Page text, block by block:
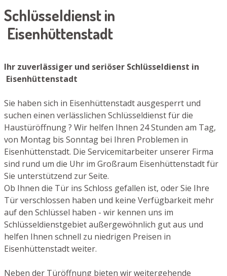
Schlüsseldienst in
Eisenhüttenstadt
Ihr zuverlässiger und seriöser Schlüsseldienst in
Eisenhüttenstadt
Sie haben sich in Eisenhüttenstadt ausgesperrt und
suchen einen verlässlichen Schlüsseldienst für die
Haustüröffnung ? Wir helfen Ihnen 24 Stunden am Tag,
von Montag bis Sonntag bei Ihren Problemen in
Eisenhüttenstadt. Die Servicemitarbeiter unserer Firma
sind rund um die Uhr im Großraum Eisenhüttenstadt für
Sie unterstützend zur Seite.
Ob Ihnen die Tür ins Schloss gefallen ist, oder Sie Ihre
Tür verschlossen haben und keine Verfügbarkeit mehr
auf den Schlüssel haben - wir kennen uns im
Schlüsseldienstgebiet außergewöhnlich gut aus und
helfen Ihnen schnell zu niedrigen Preisen in
Eisenhüttenstadt weiter.
Neben der Türöffnung bieten wir weitergehende